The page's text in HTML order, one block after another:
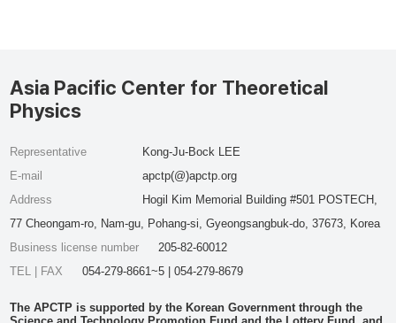
Asia Pacific Center for Theoretical
Physics
Representative
Kong-Ju-Bock LEE
E-mail
apctp(@)apctp.org
Address
Hogil Kim Memorial Building #501 POSTECH,
77 Cheongam-ro, Nam-gu, Pohang-si, Gyeongsangbuk-do, 37673, Korea
Business license number
205-82-60012
TEL | FAX
054-279-8661~5 | 054-279-8679
The APCTP is supported by the Korean Government through the